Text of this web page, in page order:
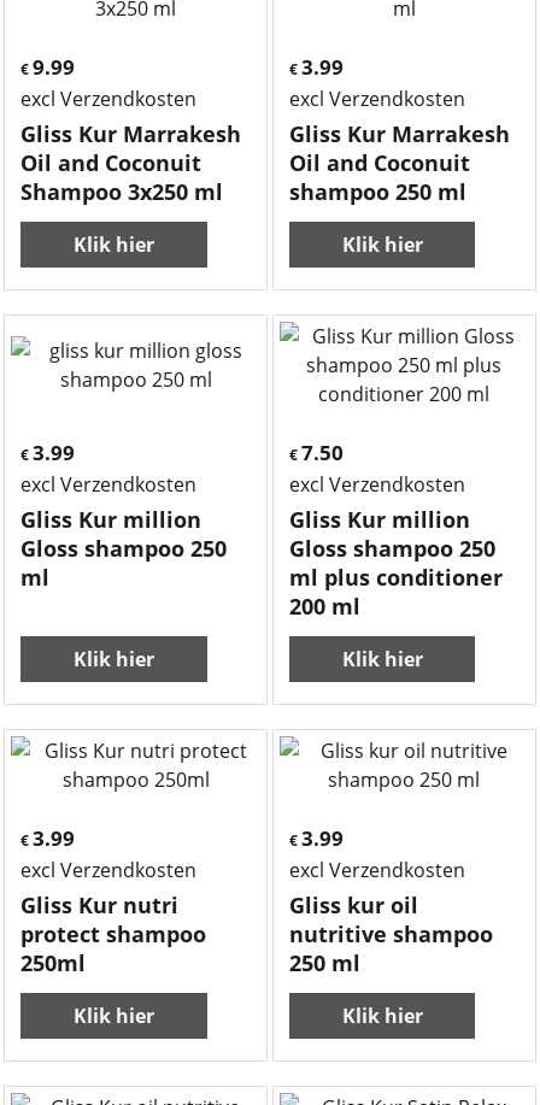
€ 9.99
excl Verzendkosten
Gliss Kur Marrakesh
Oil and Coconuit
Shampoo 3x250 ml
Klik hier
€3.99
excl Verzendkosten
Gliss Kur Marrakesh
Oil and Coconuit
shampoo 250 ml
Klik hier
€ 3.99
excl Verzendkosten
Gliss Kur million
Gloss shampoo 250
ml
Klik hier
€7.50
excl Verzendkosten
Gliss Kur million
Gloss shampoo 250
ml plus conditioner
200 ml
Klik hier
€ 3.99
excl Verzendkosten
Gliss Kur nutri
protect shampoo
250ml
Klik hier
€3.99
excl Verzendkosten
Gliss kur oil
nutritive shampoo
250 ml
Klik hier